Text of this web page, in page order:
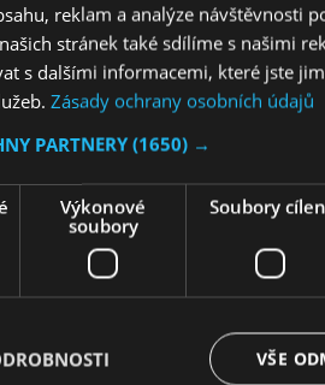
než 50 specializovaných
řízení lidských zdrojů a
agentů zaměřených na
byl agent, který dokáže
automatizaci účetních zápisů,
také představila sadu Industry
řešení, která dokážou řídit
specifickou procesní logiku,
reklam a analýze návštěvnosti
stránek také sdílíme s našimi
s dalšími informacemi, které jste
Zásady ochrany osobních údajů
PARTNERY (1650) →
Výkonové
soubory
Soubory
VŠE